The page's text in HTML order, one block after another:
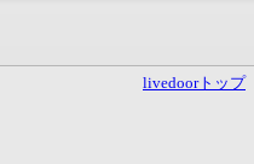
livedoorトップ